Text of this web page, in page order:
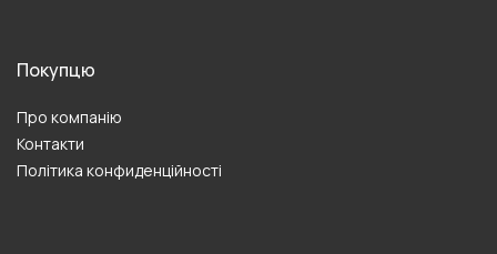
Покупцю
Про компанію
Контакти
Політика конфиденційності